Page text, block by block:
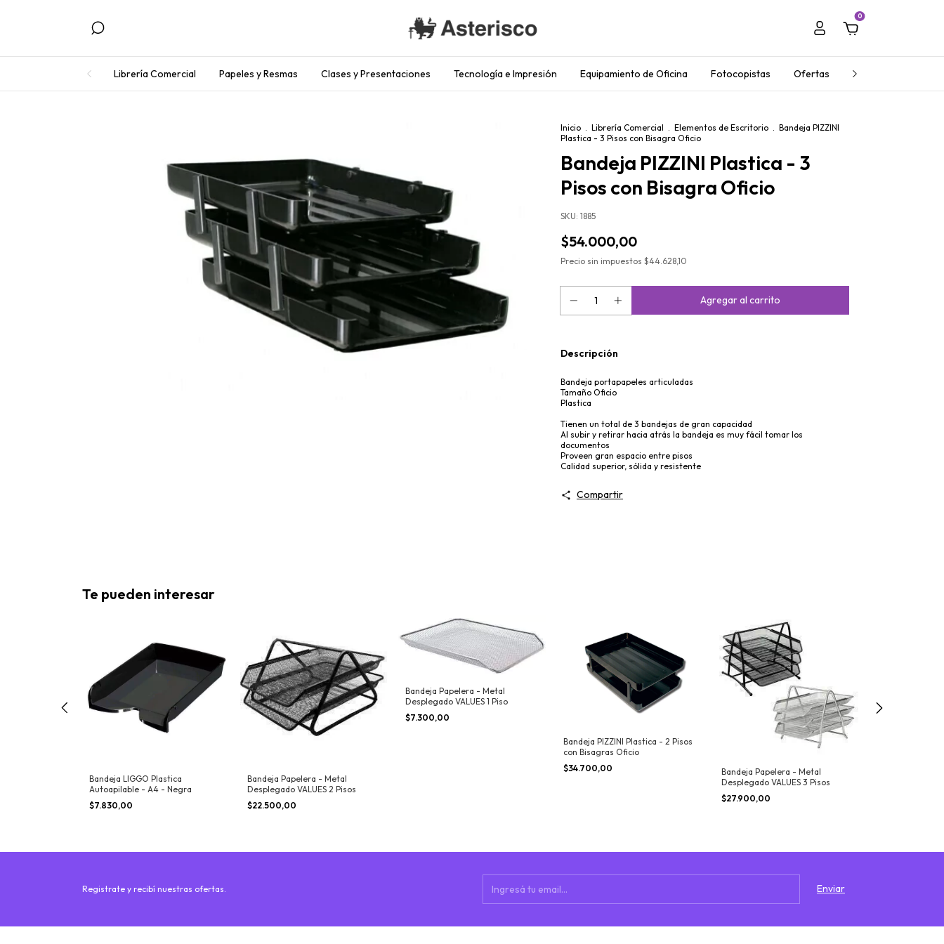
0
Librería Comercial Papeles y Resmas Clases y Presentaciones Tecnología e Impresión Equipamiento de Oficina Fotocopistas Ofertas Regalos
Inicio . Librería Comercial . Elementos de Escritorio . Bandeja PIZZINI
Plastica - 3 Pisos con Bisagra Oficio
Bandeja PIZZINI Plastica - 3
Pisos con Bisagra Oficio
SKU: 1885
$54.000,00
Precio sin impuestos $44.628,10
Descripción
Bandeja portapapeles articuladas
Tamaño Oficio
Plastica
Tienen un total de 3 bandejas de gran capacidad
Al subir y retirar hacia atrás la bandeja es muy fácil tomar los
documentos
Proveen gran espacio entre pisos
Calidad superior, sólida y resistente
Compartir
Te pueden interesar
Bandeja LIGGO Plastica
Autoapilable - A4 - Negra
$7.830,00
Bandeja Papelera - Metal
Desplegado VALUES 2 Pisos
$22.500,00
Bandeja Papelera - Metal
Desplegado VALUES 1 Piso
$7.300,00
Bandeja PIZZINI Plastica - 2 Pisos
con Bisagras Oficio
$34.700,00
Bandeja Papelera - Metal
Desplegado VALUES 3 Pisos
$27.900,00
Registrate y recibí nuestras ofertas.